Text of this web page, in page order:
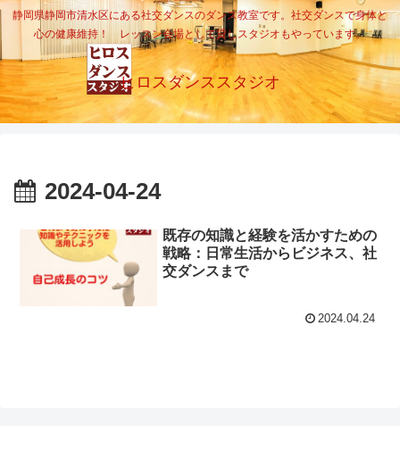
静岡県静岡市清水区にある社交ダンスのダンス教室です。社交ダンスで身体と
心の健康維持！ レッスン会場として貸しスタジオもやっています。
ヒロスダンススタジオ
2024-04-24
既存の知識と経験を活かすための
戦略：日常生活からビジネス、社
交ダンスまで
2024.04.24